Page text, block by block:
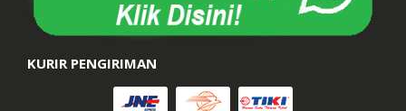
KURIR PENGIRIMAN